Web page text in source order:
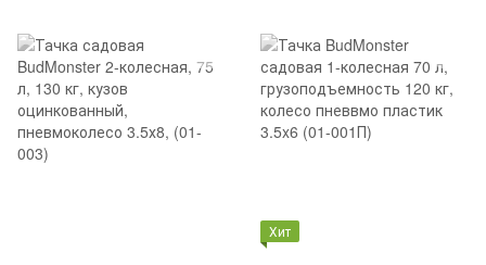
Хит